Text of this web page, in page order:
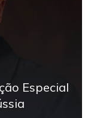
Especial